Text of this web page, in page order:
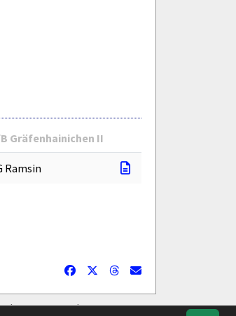
Gräfenhainichen II
Ramsin
Facebook
Datenschutz